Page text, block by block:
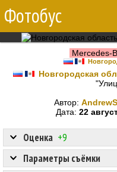
Фотобус
Mercedes-
Новгородская
Автор: AndrewS
Дата: 22
Оценка +9
Параметры съёмки